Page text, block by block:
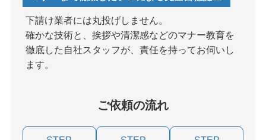
下請け業者には丸投げしません。
確かな技術と、挨拶や清潔感などのマナー教育を
徹底した自社スタッフが、責任を持ってお伺いし
ます。
ご依頼の流れ